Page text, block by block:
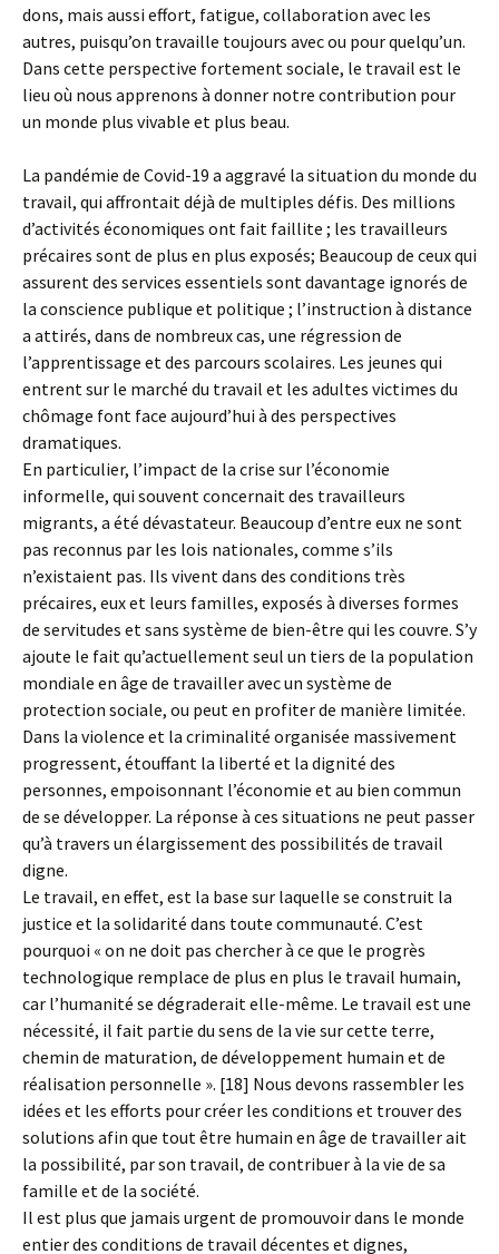
dons, mais aussi effort, fatigue, collaboration avec les
autres, puisqu’on travaille toujours avec ou pour quelqu’un.
Dans cette perspective fortement sociale, le travail est le
lieu où nous apprenons à donner notre contribution pour
un monde plus vivable et plus beau.
La pandémie de Covid-19 a aggravé la situation du monde du
travail, qui affrontait déjà de multiples défis. Des millions
d’activités économiques ont fait faillite ; les travailleurs
précaires sont de plus en plus exposés; Beaucoup de ceux qui
assurent des services essentiels sont davantage ignorés de
la conscience publique et politique ; l’instruction à distance
a attirés, dans de nombreux cas, une régression de
l’apprentissage et des parcours scolaires. Les jeunes qui
entrent sur le marché du travail et les adultes victimes du
chômage font face aujourd’hui à des perspectives
dramatiques.
En particulier, l’impact de la crise sur l’économie
informelle, qui souvent concernait des travailleurs
migrants, a été dévastateur. Beaucoup d’entre eux ne sont
pas reconnus par les lois nationales, comme s’ils
n’existaient pas. Ils vivent dans des conditions très
précaires, eux et leurs familles, exposés à diverses formes
de servitudes et sans système de bien-être qui les couvre. S’y
ajoute le fait qu’actuellement seul un tiers de la population
mondiale en âge de travailler avec un système de
protection sociale, ou peut en profiter de manière limitée.
Dans la violence et la criminalité organisée massivement
progressent, étouffant la liberté et la dignité des
personnes, empoisonnant l’économie et au bien commun
de se développer. La réponse à ces situations ne peut passer
qu’à travers un élargissement des possibilités de travail
digne.
Le travail, en effet, est la base sur laquelle se construit la
justice et la solidarité dans toute communauté. C’est
pourquoi « on ne doit pas chercher à ce que le progrès
technologique remplace de plus en plus le travail humain,
car l’humanité se dégraderait elle-même. Le travail est une
nécessité, il fait partie du sens de la vie sur cette terre,
chemin de maturation, de développement humain et de
réalisation personnelle ». [18] Nous devons rassembler les
idées et les efforts pour créer les conditions et trouver des
solutions afin que tout être humain en âge de travailler ait
la possibilité, par son travail, de contribuer à la vie de sa
famille et de la société.
Il est plus que jamais urgent de promouvoir dans le monde
entier des conditions de travail décentes et dignes,